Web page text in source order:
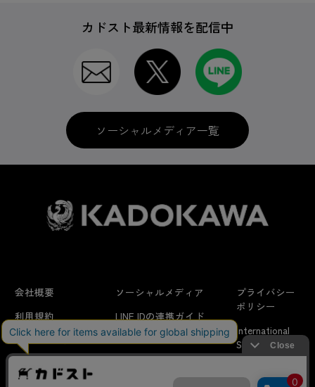
カドスト最新情報を配信中
ソーシャルメディア一覧
会社概要
利用規約
はじめての方へ
ソーシャルメディア
LINE IDの連携ガイド
FAQ
プライバシー
ポリシー
International
Shipping
リクエスト
当サイトでは利用体験の向上およびコンテンツの最適な提供、ト